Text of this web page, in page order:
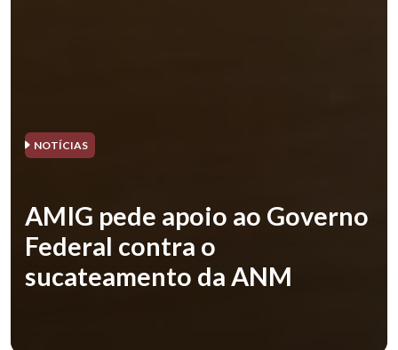
NOTÍCIAS
AMIG pede apoio ao Governo
Federal contra o
sucateamento da ANM